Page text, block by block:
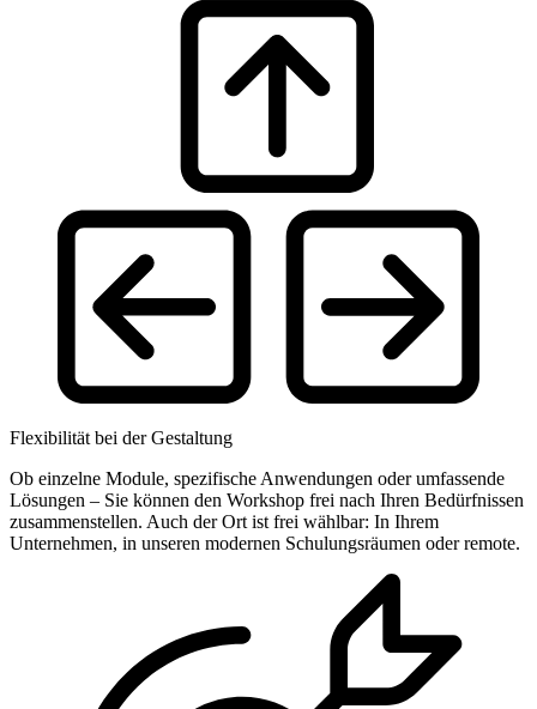
Flexibilität bei der Gestaltung
Ob einzelne Module, spezifische Anwendungen oder umfassende
Lösungen – Sie können den Workshop frei nach Ihren Bedürfnissen
zusammenstellen. Auch der Ort ist frei wählbar: In Ihrem
Unternehmen, in unseren modernen Schulungsräumen oder remote.